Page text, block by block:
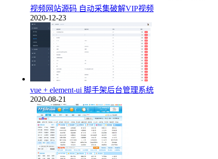
视频网站源码 自动采集破解VIP视频
2020-12-23
vue + element-ui 脚手架后台管理系统
2020-08-21